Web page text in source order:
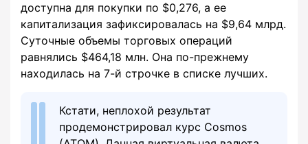
доступна для покупки по $0,276, а ее
капитализация зафиксировалась на $9,64 млрд.
Суточные объемы торговых операций
равнялись $464,18 млн. Она по-прежнему
находилась на 7-й строчке в списке лучших.
Кстати, неплохой результат
продемонстрировал курс Cosmos